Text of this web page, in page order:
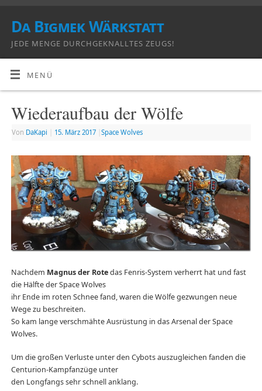
Da Bigmek Wärkstatt
JEDE MENGE DURCHGEKNALLTES ZEUGS!
MENÜ
Wiederaufbau der Wölfe
Von DaKapi 15. März 2017 Space Wolves
Nachdem Magnus der Rotedas Fenris-System verherrt hat und fast
die Hälfte der Space Wolves
ihr Ende im roten Schnee fand, waren die Wölfe gezwungen neue
Wege zu beschreiten.
So kam lange verschmähte Ausrüstung in das Arsenal der Space
Wolves.
Um die großen Verluste unter den Cybots auszugleichen fanden die
Centurion-Kampfanzüge unter
den Longfangs sehr schnell anklang.